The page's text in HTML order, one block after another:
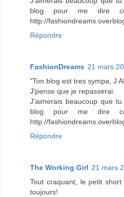
blog pour me dire
http://
Répondre
FashionDreams 21 mars
"Ton blog est tres sympa, J
J'pense que je repasserai.
J'aimerais beaucoup que
blog pour me dire
http://
Répondre
The Working Girl 21 mars
Tout craquant, le petit
toujours!